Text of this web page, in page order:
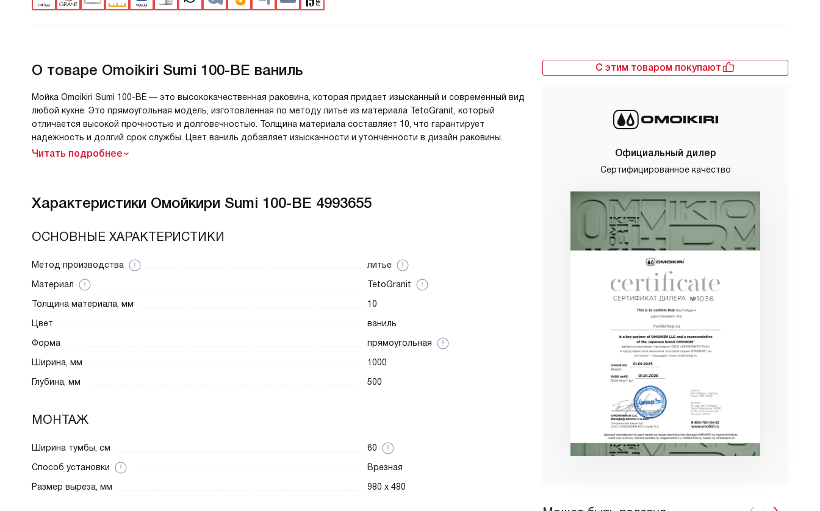
С этим товаром покупают
Официальный дилер
Сертифицированное качество
О товаре Omoikiri Sumi 100-BE ваниль
Мойка Omoikiri Sumi 100-BE — это высококачественная раковина, которая придает изысканный и современный вид
любой кухне. Это прямоугольная модель, изготовленная по методу литье из материала TetoGranit, который
отличается высокой прочностью и долговечностью. Толщина материала составляет 10, что гарантирует
надежность и долгий срок службы. Цвет ваниль добавляет изысканности и утонченности в дизайн раковины.
Читать подробнее
Характеристики Омойкири Sumi 100-BE 4993655
ОСНОВНЫЕ ХАРАКТЕРИСТИКИ
Метод производства
литье
Материал
TetoGranit
Толщина материала, мм
10
Цвет
ваниль
Форма
прямоугольная
Ширина, мм
1000
Глубина, мм
500
МОНТАЖ
Ширина тумбы, см
60
Способ установки
Врезная
Размер выреза, мм
980 x 480